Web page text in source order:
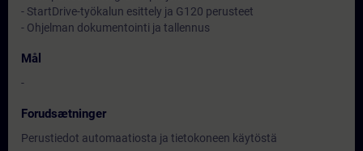
- StartDrive-työkalun esittely ja G120 perusteet
- Ohjelman dokumentointi ja tallennus
Mål
-
Forudsætninger
Perustiedot automaatiosta ja tietokoneen käytöstä